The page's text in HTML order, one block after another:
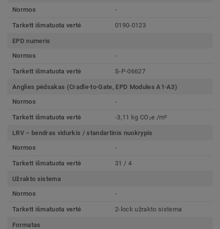
Normos
-
Tarkett išmatuota vertė 0190-0123
EPD numeris
Normos
-
Tarkett išmatuota vertė S-P-06627
Anglies pėdsakas (Cradle-to-Gate, EPD Modules A1-A3)
Normos
-
Tarkett išmatuota vertė -3,11 kg CO₂e /m²
LRV – bendras vidurkis / standartinis nuokrypis
Normos
-
Tarkett išmatuota vertė 31 / 4
Užrakto sistema
Normos
-
Tarkett išmatuota vertė 2-lock užrakto sistema
Formatas